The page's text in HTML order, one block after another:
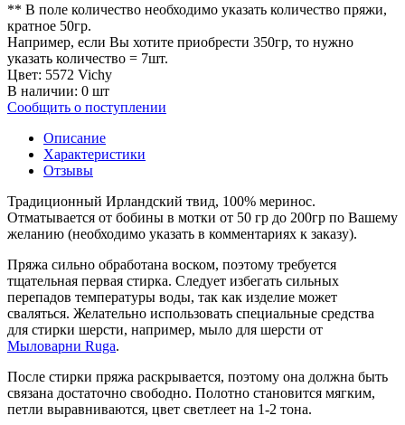
** В поле количество необходимо указать количество пряжи,
кратное 50гр.
Например, если Вы хотите приобрести 350гр, то нужно
указать количество = 7шт.
Цвет: 5572 Vichy
В наличии: 0 шт
Сообщить о поступлении
Описание
Характеристики
Отзывы
Традиционный Ирландский твид, 100% меринос.
Отматывается от бобины в мотки от 50 гр до 200гр по Вашему
желанию (необходимо указать в комментариях к заказу).
Пряжа сильно обработана воском, поэтому требуется
тщательная первая стирка. Следует избегать сильных
перепадов температуры воды, так как изделие может
сваляться. Желательно использовать специальные средства
для стирки шерсти, например, мыло для шерсти от
Мыловарни Ruga.
После стирки пряжа раскрывается, поэтому она должна быть
связана достаточно свободно. Полотно становится мягким,
петли выравниваются, цвет светлеет на 1-2 тона.